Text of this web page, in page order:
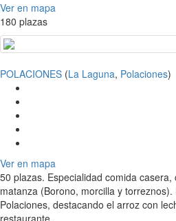
Ver en mapa
180 plazas
POLACIONES (La Laguna, Polaciones)
Ver en mapa
50 plazas. Especialidad comida
matanza (Borono, morcilla y
Polaciones, destacando el arroz con